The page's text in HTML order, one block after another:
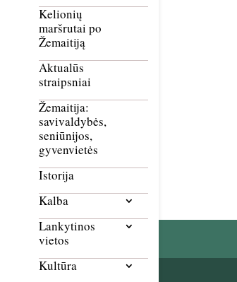
Kelionių
maršrutai po
Žemaitiją
Aktualūs
straipsniai
Žemaitija:
savivaldybės,
seniūnijos,
gyvenvietės
Istorija
Kalba
Lankytinos
vietos
Kultūra